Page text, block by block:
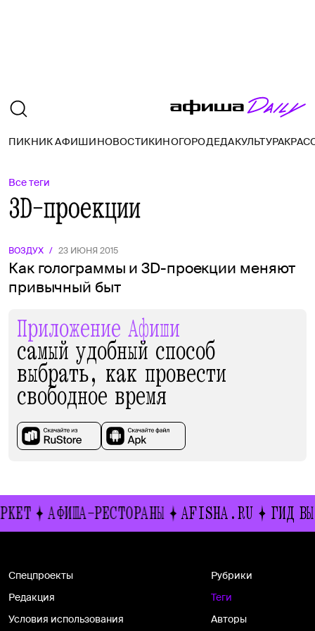
ПИКНИК АФИШИНОВОСТИКИНОГОРОДЕДАКУЛЬТУРА
Все теги
3D-проекции
ВОЗДУХ / 23 ИЮНЯ 2015
Как голограммы и 3D-проекции меняют
привычный быт
Приложение Афиши
самый удобный способ
выбрать, как провести
свободное время
АФИША-РЕСТОРАНЫ AFISHA.RU ГИД
Спецпроекты
Редакция
Условия использования
Рубрики
Теги
Авторы